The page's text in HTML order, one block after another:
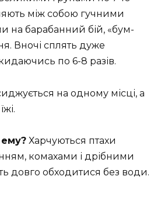
між собою гучними
на барабанний бій, «бум-
Вночі сплять дуже
по 6-8 разів.
на одному місці, а
Харчуються птахи
комахами і дрібними
довго обходитися без води.